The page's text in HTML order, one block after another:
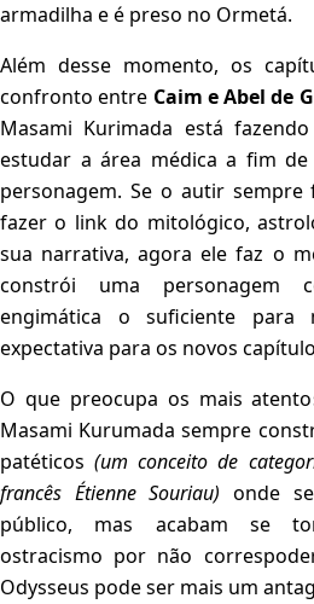
armadilha e é preso no Ormetá.
Além desse momento, os
confronto entre Caim e Abel de
Masami Kurimada está
estudar a área médica a fim
personagem. Se o autir
fazer o link do mitológico,
sua narrativa, agora ele faz o
constrói uma personagem
engimática o suficiente
expectativa para os novos
O que preocupa os mais
Masami Kurumada sempre
patéticos(um conceito de
francês Étienne Souriau) onde
público, mas acabam se
ostracismo por não
Odysseus pode ser mais um